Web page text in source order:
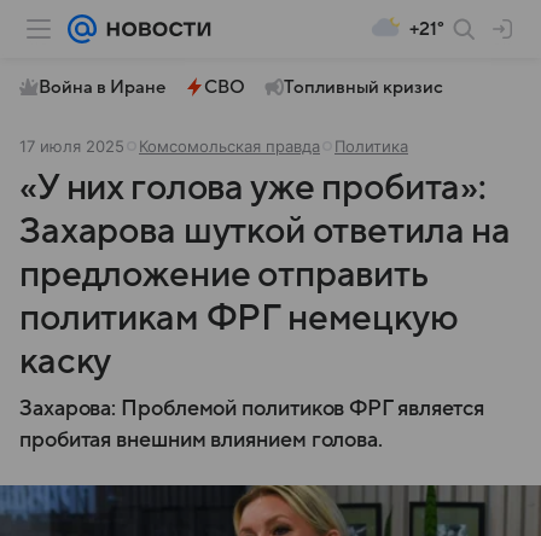
+21°
Война в Иране СВО Топливный кризис
17 июля 2025 Комсомольская правда Политика
«У них голова уже пробита»:
Захарова шуткой ответила на
предложение отправить
политикам ФРГ немецкую
каску
Захарова: Проблемой политиков ФРГ является
пробитая внешним влиянием голова.